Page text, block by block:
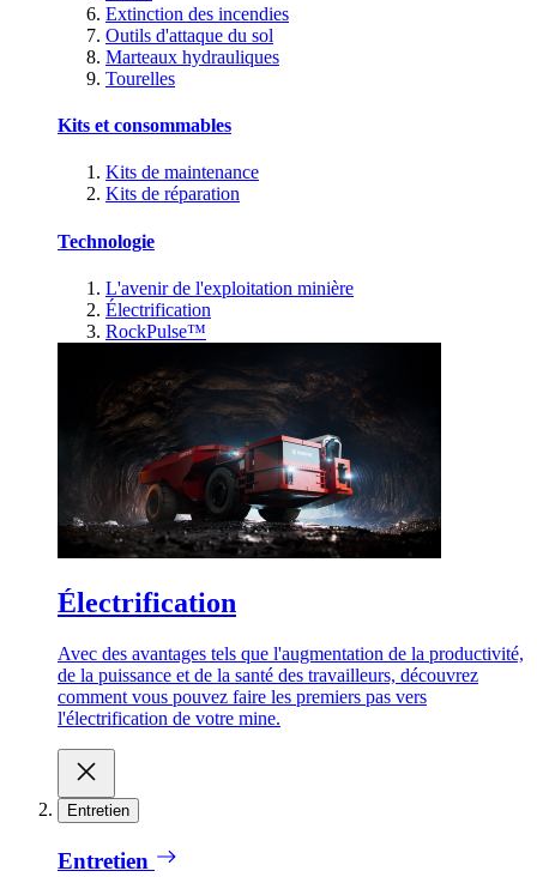
Extinction des incendies
Outils d'attaque du sol
Marteaux hydrauliques
Tourelles
Kits et consommables
Kits de maintenance
Kits de réparation
Technologie
L'avenir de l'exploitation minière
Électrification
RockPulse™
Électrification
Avec des avantages tels que l'augmentation de la productivité,
de la puissance et de la santé des travailleurs, découvrez
comment vous pouvez faire les premiers pas vers
l'électrification de votre mine.
Entretien
Entretien